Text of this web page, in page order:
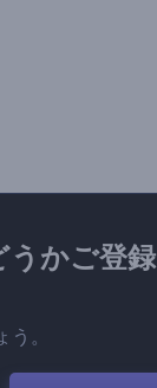
うかご登録
。